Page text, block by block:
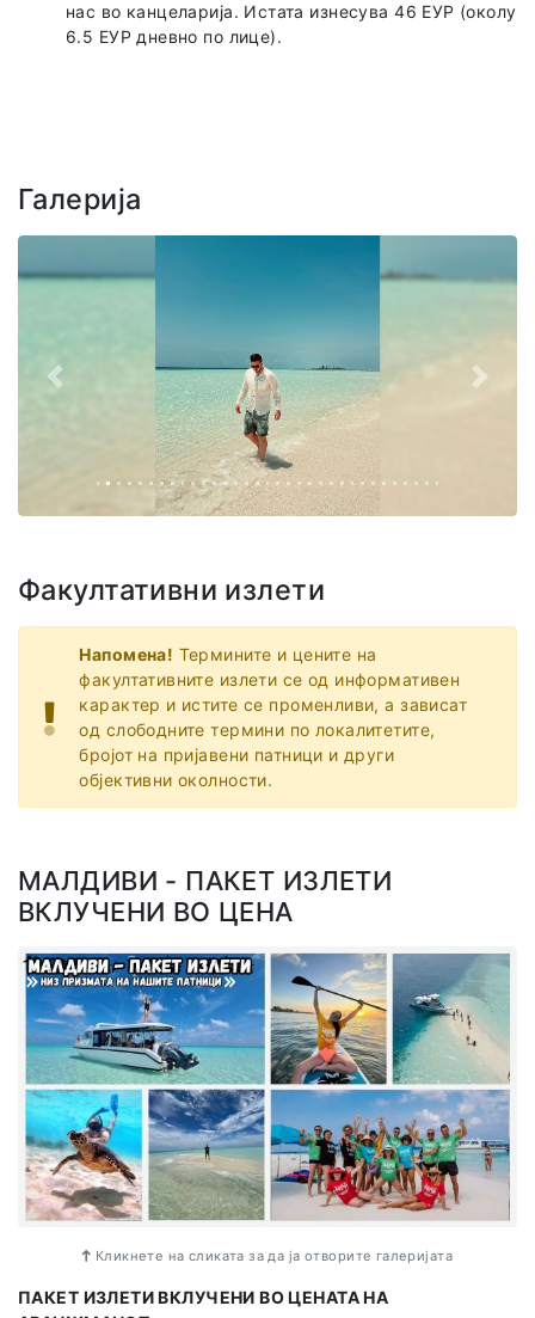
нас во канцеларија. Истата изнесува 46 ЕУР (околу
6.5 ЕУР дневно по лице).
Галерија
Назад
Факултативни излети
Напомена! Термините и цените на
факултативните излети се од информативен
карактер и истите се променливи, а зависат
од слободните термини по локалитетите,
бројот на пријавени патници и други
објективни околности.
МАЛДИВИ - ПАКЕТ ИЗЛЕТИ
ВКЛУЧЕНИ ВО ЦЕНА
Кликнете на сликата за да ја отворите галеријата
ПАКЕТ ИЗЛЕТИ ВКЛУЧЕНИ ВО ЦЕНАТА НА